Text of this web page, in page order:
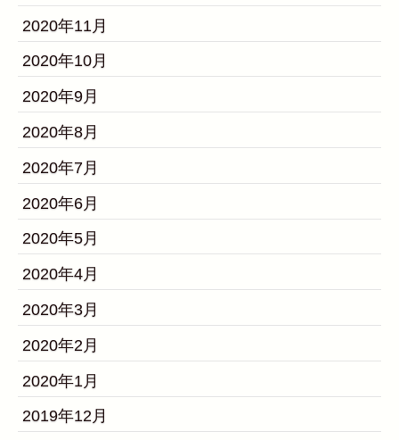
2020年11月
2020年10月
2020年9月
2020年8月
2020年7月
2020年6月
2020年5月
2020年4月
2020年3月
2020年2月
2020年1月
2019年12月